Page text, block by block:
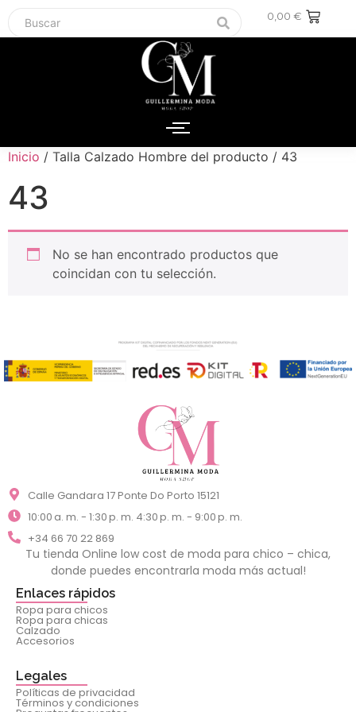
0,00€
Inicio / Talla Calzado Hombre del producto / 43
43
No se han encontrado productos que
coincidan con tu selección.
Calle Gandara 17 Ponte Do Porto 15121
10:00 a. m. - 1:30 p. m. 4:30 p. m. - 9:00 p. m.
+34 66 70 22 869
Tu tienda Online low cost de moda para chico – chica,
donde puedes encontrarla moda más actual!
Enlaces rápidos
Ropa para chicos
Ropa para chicas
Calzado
Accesorios
Legales
Políticas de privacidad
Términos y condiciones